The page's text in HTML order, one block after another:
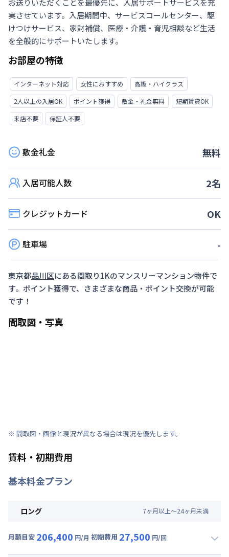
実させています。入居期間中、サービスコールセンター、駆
けつけサービス、家財補償、医療・介護・育児相談など生活
を全般的にサポートいたします。
お部屋の特徴
インターネット対応 女性におすすめ
高級・ハイクラス
2人以上の入居OK
ポイント獲得 敷金・礼金無料
短期賃貸OK
来店不要
保証人不要
敷金礼金 無料
入居可能人数 2名
クレジットカード OK
駐車場 -
東京都品川区にある間取り1Kのマンスリーマンション物件で
す。ポイント獲得で、さまざまな商品・ポイント交換が可能
です！
間取図・写真
※ 間取図・画像と現況が異なる場合は現況を優先します。
賃料・初期費用
基本料金プラン
ロング 7ヶ月以上～24ヶ月未満
月額目安 206,400 円/月 初期費用 27,500 円/回